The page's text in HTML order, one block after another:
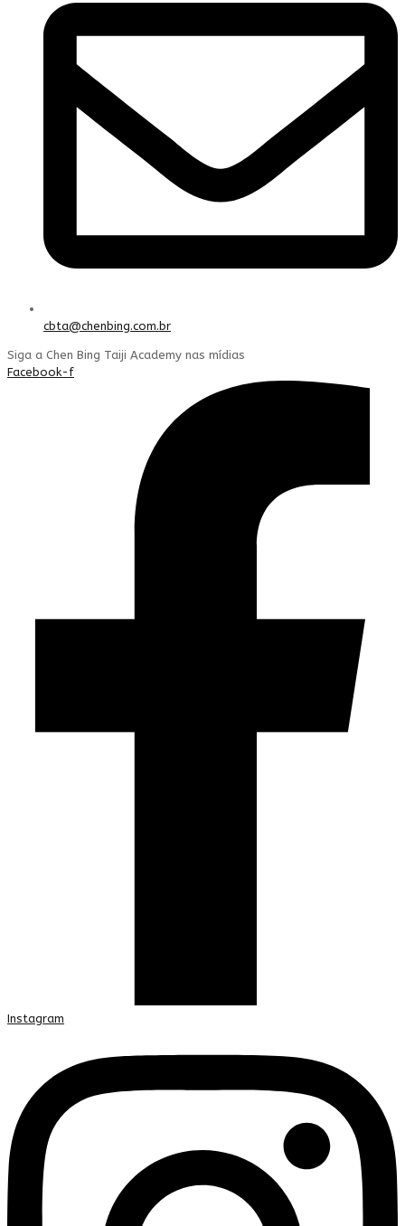
cbta@chenbing.com.br
Siga a Chen Bing Taiji Academy nas mídias
Facebook-f
Instagram